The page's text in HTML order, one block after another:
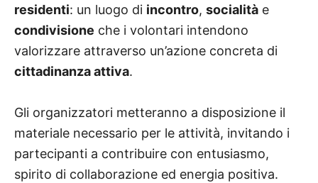
residenti: un luogo di incontro, socialità e
condivisione che i volontari intendono
valorizzare attraverso un’azione concreta di
cittadinanza attiva.
Gli organizzatori metteranno a disposizione il
materiale necessario per le attività, invitando i
partecipanti a contribuire con entusiasmo,
spirito di collaborazione ed energia positiva.